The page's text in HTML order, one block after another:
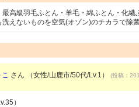
高級羽毛ふとん・羊毛・綿ふとん・化
えないものを空気(オゾン)のチカラで除
さん （女性/山鹿市/50代/Lv.1） (投稿：
）